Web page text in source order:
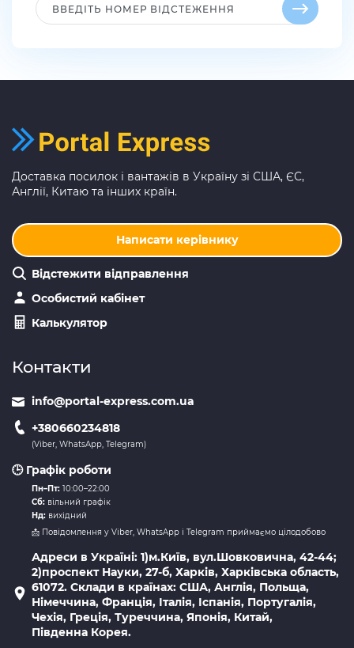
Доставка посилок і вантажів в Україну зі США, ЄС,
Англії, Китаю та інших країн.
Написати керівнику
Відстежити відправлення
Особистий кабінет
Калькулятор
Контакти
info@portal-express.com.ua
+380660234818
(Viber, WhatsApp, Telegram)
🕒 Графік роботи
Пн–Пт: 10:00–22:00
Сб: вільний графік
Нд: вихідний
📩 Повідомлення у Viber, WhatsApp і Telegram приймаємо цілодобово
Адреси в Україні: 1)м.Київ, вул.Шовковична, 42-44;
2)проспект Науки, 27-б, Харків, Харківська область,
61072. Склади в країнах: США, Англія, Польща,
Німеччина, Франція, Італія, Іспанія, Португалія,
Чехія, Греція, Туреччина, Японія, Китай,
Південна Корея.